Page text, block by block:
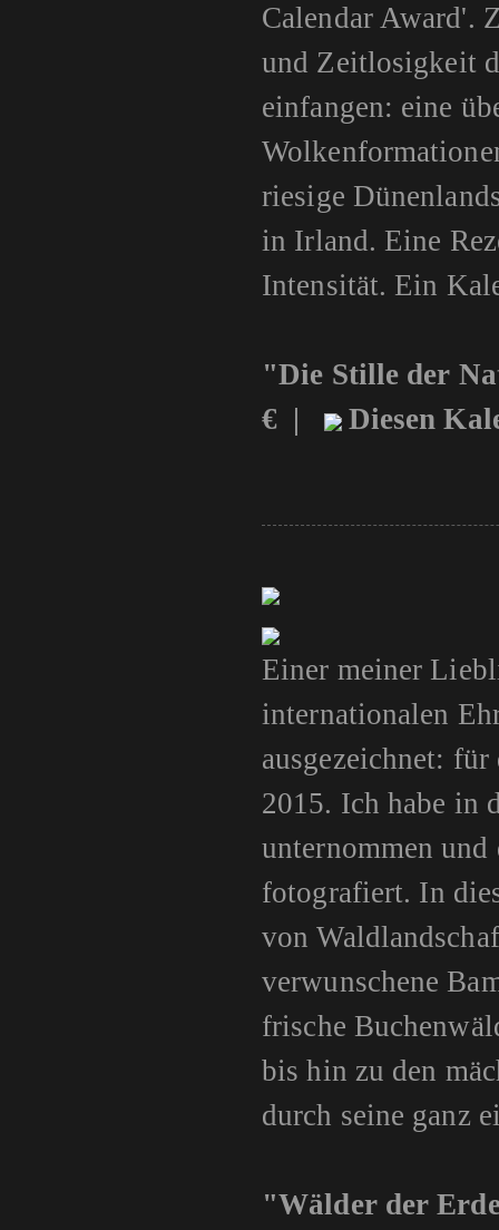
Calendar Award'.
und Zeitlosigkeit
einfangen: eine
riesige
in Irland. Eine
Intensität. Ein
"Die Stille der
€ |
Diesen
Einer meiner
internationalen
ausgezeichnet:
2015. Ich habe in
unternommen
fotografiert. In
von
verwunschene
frische
bis hin zu den
durch seine ganz
"Wälder der